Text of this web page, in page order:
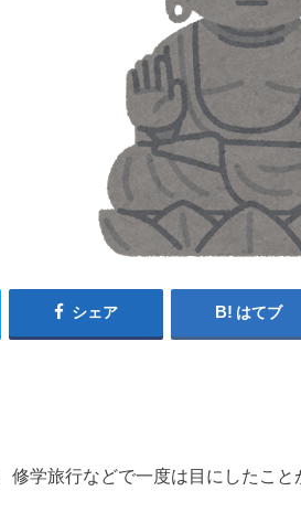
シェア はてブ
修学旅行などで一度は目にしたこと